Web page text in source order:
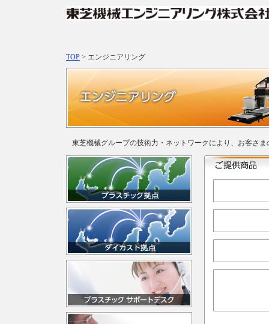
TOP > エンジニアリング
東芝機械グループの技術力・ネットワークにより、お客さ